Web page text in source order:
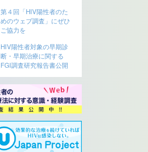
第４回「HIV陽性者のた
めのウェブ調査」にぜひ
ご協力を
HIV陽性者対象の早期診
断・早期治療に関する
FGI調査研究報告書公開